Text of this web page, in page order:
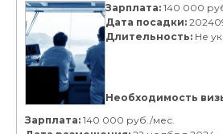
Зарплата: 140 000
Дата посадки:
Длительность: Не
Необходимость
Зарплата: 140 000 руб./мес.